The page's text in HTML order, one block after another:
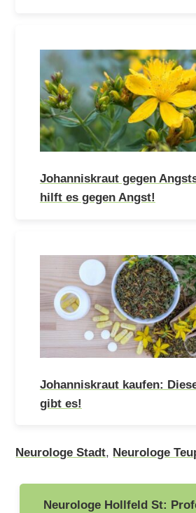
Johanniskraut gegen
hilft es gegen Angst!
Johanniskraut kaufen:
gibt es!
Neurologe Stadt, Neurologe
Beitragsnavigation
Neurologe Hollfeld St: